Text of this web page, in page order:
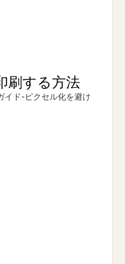
刷する方法
イド-ピクセル化を避け